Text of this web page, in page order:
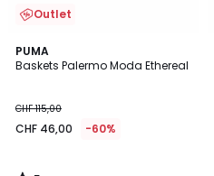
Outlet
PUMA
Baskets Palermo Moda Ethereal
CHF 115,00
CHF 46,00 -60%
5
/